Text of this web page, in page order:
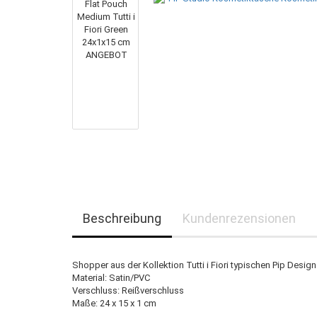
Beschreibung Kundenrezensionen
Shopper aus der Kollektion Tutti i Fiori typischen Pip
Material: Satin/PVC
Verschluss: Reißverschluss
Maße: 24 x 15 x 1 cm